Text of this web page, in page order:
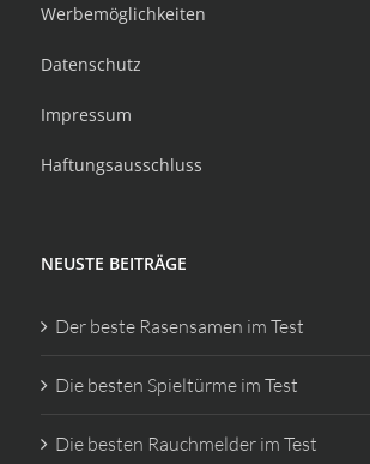
Werbemöglichkeiten
Datenschutz
Impressum
Haftungsausschluss
NEUSTE BEITRÄGE
Der beste Rasensamen im Test
Die besten Spieltürme im Test
Die besten Rauchmelder im Test